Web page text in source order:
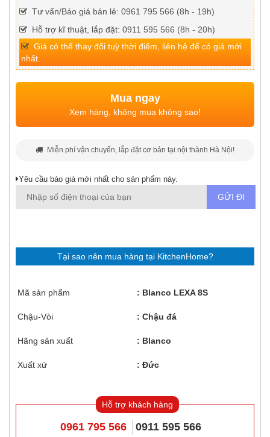
Tư vấn/Báo giá bán lẻ: 0961 795 566 (8h - 19h)
Hỗ trợ kĩ thuật, lắp đặt: 0911 595 566 (8h - 20h)
Giá có thể thay đổi tuỳ thời điểm, liên hệ để có giá mới
nhất.
Mua ngay
Xem hàng, không mua không sao!
Miễn phí vận chuyển, lắp đặt cơ bản tại nội thành Hà Nội!
Yêu cầu báo giá mới nhất cho sản phẩm này.
Tại sao nên mua hàng tại KitchenHome?
Mã sản phẩm Blanco LEXA 8S
Chậu-Vòi Chậu đá
Hãng sản xuất Blanco
Xuất xứ Đức
Hỗ trợ khách hàng
0961 795 566 0911 595 566